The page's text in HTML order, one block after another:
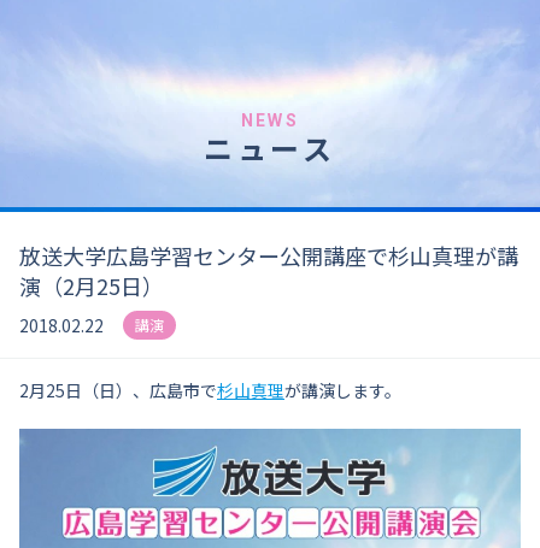
NEWS
ニュース
放送大学広島学習センター公開講座で杉山真理が講
演（2月25日）
2018.02.22 講演
2月25日（日）、広島市で杉山真理が講演します。